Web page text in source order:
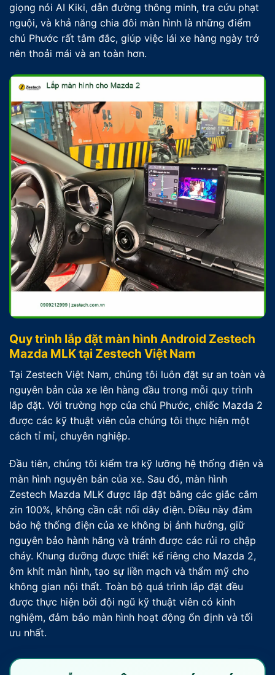
giọng nói AI Kiki, dẫn đường thông minh, tra cứu phạt
nguội, và khả năng chia đôi màn hình là những điểm
chú Phước rất tâm đắc, giúp việc lái xe hàng ngày trở
nên thoải mái và an toàn hơn.
Quy trình lắp đặt màn hình Android Zestech
Mazda MLK tại Zestech Việt Nam
Tại Zestech Việt Nam, chúng tôi luôn đặt sự an toàn và
nguyên bản của xe lên hàng đầu trong mỗi quy trình
lắp đặt. Với trường hợp của chú Phước, chiếc Mazda 2
được các kỹ thuật viên của chúng tôi thực hiện một
cách tỉ mỉ, chuyên nghiệp.
Đầu tiên, chúng tôi kiểm tra kỹ lưỡng hệ thống điện và
màn hình nguyên bản của xe. Sau đó, màn hình
Zestech Mazda MLK được lắp đặt bằng các giắc cắm
zin 100%, không cần cắt nối dây điện. Điều này đảm
bảo hệ thống điện của xe không bị ảnh hưởng, giữ
nguyên bảo hành hãng và tránh được các rủi ro chập
cháy. Khung dưỡng được thiết kế riêng cho Mazda 2,
ôm khít màn hình, tạo sự liền mạch và thẩm mỹ cho
không gian nội thất. Toàn bộ quá trình lắp đặt đều
được thực hiện bởi đội ngũ kỹ thuật viên có kinh
nghiệm, đảm bảo màn hình hoạt động ổn định và tối
ưu nhất.